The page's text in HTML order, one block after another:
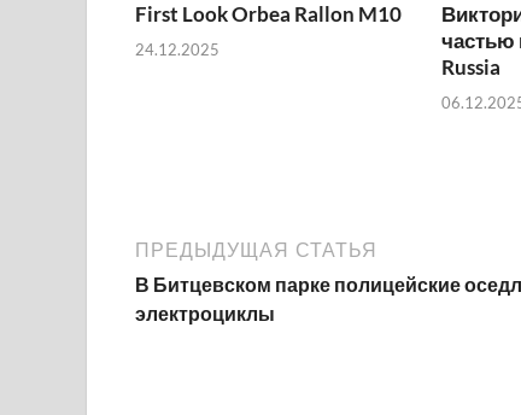
First Look Orbea Rallon M10
24.12.2025
частью
Russia
ПРЕДЫДУЩАЯ СТАТЬЯ
В Битцевском парке полицейские
электроциклы